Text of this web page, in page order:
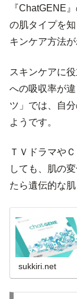
『ChatGENE
の肌タイプを
キンケア方法が
スキンケアに
への吸収率が
ツ」では、自
ようです。
ＴＶドラマや
しても、肌の
たら遺伝的な
sukkiri.net